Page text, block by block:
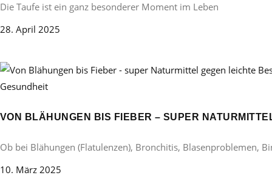
Die Taufe ist ein ganz besonderer Moment im Leben
28. April 2025
Gesundheit
VON BLÄHUNGEN BIS FIEBER – SUPER
Ob bei Blähungen (Flatulenzen), Bronchitis, Blasenproblemen,
10. März 2025